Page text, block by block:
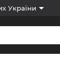
України